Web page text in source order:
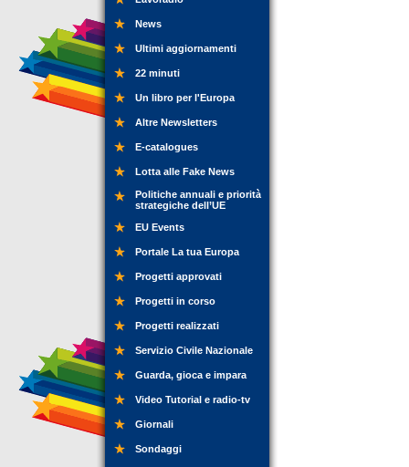
News
Ultimi aggiornamenti
22 minuti
Un libro per l'Europa
Altre Newsletters
E-catalogues
Lotta alle Fake News
Politiche annuali e priorità
strategiche dell’UE
EU Events
Portale La tua Europa
Progetti approvati
Progetti in corso
Progetti realizzati
Servizio Civile Nazionale
Guarda, gioca e impara
Video Tutorial e radio-tv
Giornali
Sondaggi